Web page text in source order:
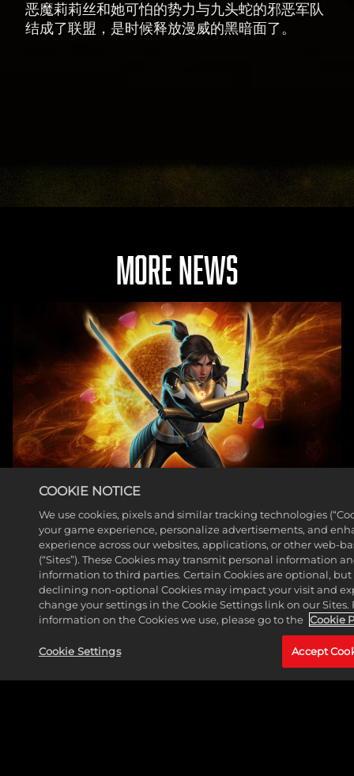
恶魔莉莉丝和她可怕的势力与九头蛇的邪恶军队
结成了联盟，是时候释放漫威的黑暗面了。
MORE NEWS
猎杀者已加入《漫威迷城》
阵容
阅读更多
COOKIE NOTICE
We use cookies, pixels and similar tracking technologies
your game experience, personalize advertisements, and
experience across our websites, applications, or other web-
(“Sites”). These Cookies may transmit personal information
information to third parties. Certain Cookies are optional,
declining non-optional Cookies may impact your visit and
change your settings in the Cookie Settings link on our Sites.
information on the Cookies we use, please go to the Cookie
Cookie Settings Accept